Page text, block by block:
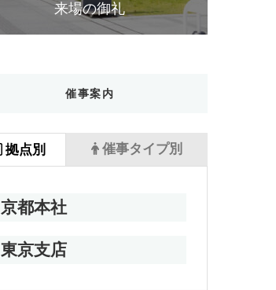
の御礼
催事案内
拠点別
京都本社
東京支店
催事タイプ別